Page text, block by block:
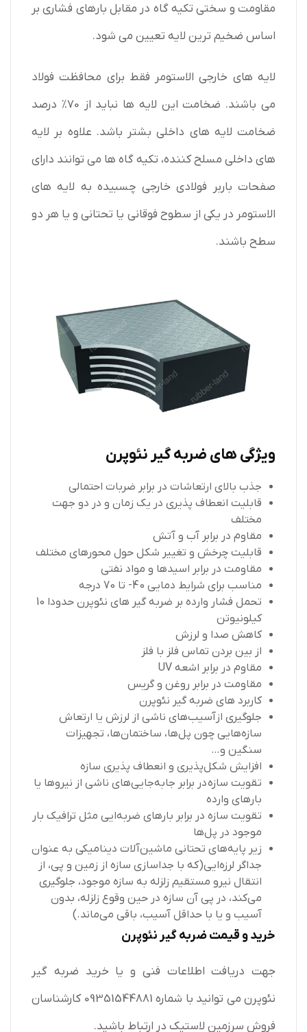
مقاومت و سختی تکیه گاه در مقابل بارهای فشاری بر
اساس ضخیم ترین لایه تعیین می شود.
لایه های خارجی الاستومر فقط برای محافظت فولاد
می باشند. ضخامت این لایه ها نباید از 70% درصد
ضخامت لایه های داخلی بشتر باشد. علاوه بر لایه
های داخلی مسلح کننده، تکیه گاه ها می توانند دارای
صفحات باربر فولادی خارجی چسبیده به لایه های
الاستومر در یکی از سطوح فوقانی یا تحتانی و یا هر دو
سطح باشند.
ویژگی های ضربه گیر نئوپرن
جذب بالای ارتعاشات در برابر ضربات احتمالی
قابلیت انعطاف پذیری در یک زمان و در دو جهت
مختلف
مقاوم در برابر آب و آتش
قابلیت چرخش و تغییر شکل حول محورهای مختلف
مقاومت در برابر اسیدها و مواد نفتی
مناسب برای شرایط دمایی 40- تا 70 درجه
تحمل فشار وارده بر ضربه گیر های نئوپرن حدودا 10
کیلونیوتن
کاهش صدا و لرزش
از بین بردن تماس فلز با فلز
مقاوم در برابر اشعه UV
مقاومت در برابر روغن و گریس
کاربرد های ضربه گیر نئوپرن
جلوگیری ازآسیب‌های ناشی از لرزش یا ارتعاش
سازه‌هایی چون پل‌ها، ساختمان‌ها، تجهیزات
سنگین و…
افزایش شکل‌پذیری و انعطاف پذیری سازه‌
تقویت سازه‌ در برابر جابه‌جایی‌های ناشی از نیروها یا
بارهای وارده
تقویت سازه در برابر بارهای ضربه‌ایی مثل ترافیک‌ بار
موجود در پل‌ها
زیر پایه‌های تحتانی ماشین‌آلات دینامیکی به عنوان
جداگر لرزه‌ایی(که با جداسازی سازه از زمین و پی، از
انتقال نیرو مستقیم زلزله به سازه موجود، جلوگیری
می‌کند، در پی آن سازه در حین وقوع زلزله، بدون
آسیب و یا با حداقل آسیب، باقی می‌ماند.)
خرید و قیمت ضربه گیر نئوپرن
جهت دریافت اطلاعات فنی و یا خرید ضربه گیر
نئوپرن می توانید با شماره 09351544881 کارشناسان
فروش سرزمین لاستیک در ارتباط باشید.